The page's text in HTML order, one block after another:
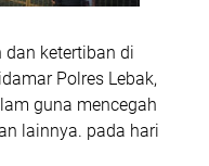
dan ketertiban di
Polres Lebak,
guna mencegah
lainnya. pada hari